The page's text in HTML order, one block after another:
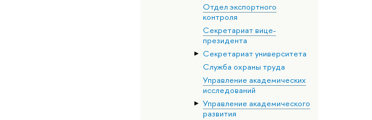
Отдел экспортного
контроля
Секретариат вице-
президента
Секретариат университета
Служба охраны труда
Управление академических
исследований
Управление академического
развития